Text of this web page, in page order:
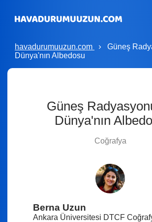
havadurumuuzun.com
Güneş
Dünya'nın Albedosu
Güneş Radyasyonu ve
Dünya'nın
Coğrafya
Berna Uzun
Ankara Üniversitesi DTCF